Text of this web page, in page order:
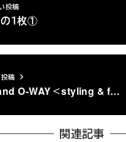
投稿
１枚①
稿
O-WAY＜styling & f…
関連記事